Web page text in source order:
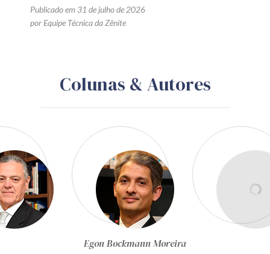
Publicado em 31 de julho de 2026
por Equipe Técnica da Zênite
Colunas & Autores
Equipe Técnica da Zênite